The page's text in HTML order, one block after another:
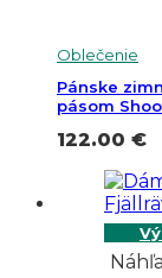
Oblečenie
Pánske
pásom
122.00 €